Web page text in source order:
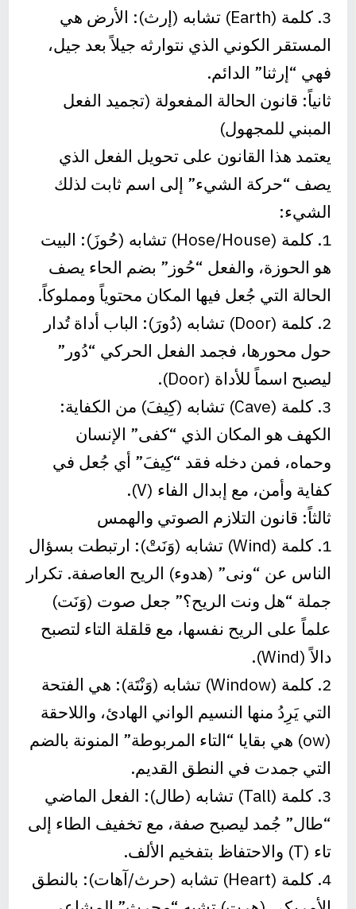
3. كلمة (Earth) تشابه (إرث): الأرض هي
المستقر الكوني الذي نتوارثه جيلاً بعد جيل،
فهي “إرثنا” الدائم.
ثانياً: قانون الحالة المفعولة (تجميد الفعل
المبني للمجهول)
يعتمد هذا القانون على تحويل الفعل الذي
يصف “حركة الشيء” إلى اسم ثابت لذلك
الشيء:
1. كلمة (Hose/House) تشابه (حُوزَ): البيت
هو الحوزة، والفعل “حُوز” بضم الحاء يصف
الحالة التي جُعل فيها المكان محتوياً ومملوكاً.
2. كلمة (Door) تشابه (دُورَ): الباب أداة تُدار
حول محورها، فجمد الفعل الحركي “دُور”
ليصبح اسماً للأداة (Door).
3. كلمة (Cave) تشابه (كِيفَ) من الكفاية:
الكهف هو المكان الذي “كفى” الإنسان
وحماه، فمن دخله فقد “كِيفَ” أي جُعل في
كفاية وأمن، مع إبدال الفاء (V).
ثالثاً: قانون التلازم الصوتي والهمس
1. كلمة (Wind) تشابه (وَنَتْ): ارتبطت بسؤال
الناس عن “ونى” (هدوء) الريح العاصفة. تكرار
جملة “هل ونت الريح؟” جعل صوت (وَنَت)
علماً على الريح نفسها، مع قلقلة التاء لتصبح
دالاً (Wind).
2. كلمة (Window) تشابه (وَنْتَة): هي الفتحة
التي يَرِدُ منها النسيم الواني الهادئ، واللاحقة
(ow) هي بقايا “التاء المربوطة” المنونة بالضم
التي جمدت في النطق القديم.
3. كلمة (Tall) تشابه (طال): الفعل الماضي
“طال” جُمد ليصبح صفة، مع تخفيف الطاء إلى
تاء (T) والاحتفاظ بتفخيم الألف.
4. كلمة (Heart) تشابه (حرث/آهات): بالنطق